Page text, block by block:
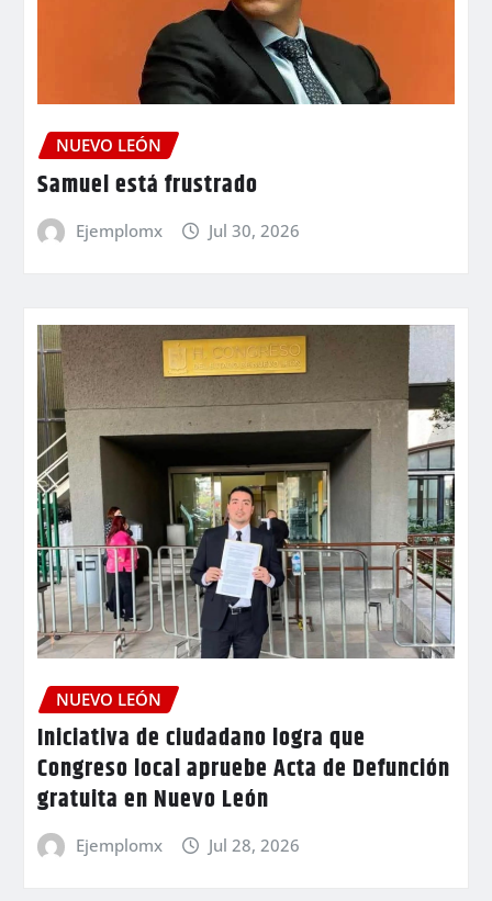
NUEVO LEÓN
Samuel está frustrado
Ejemplomx Jul 30, 2026
NUEVO LEÓN
Iniciativa de ciudadano logra que
Congreso local apruebe Acta de Defunción
gratuita en Nuevo León
Ejemplomx Jul 28, 2026